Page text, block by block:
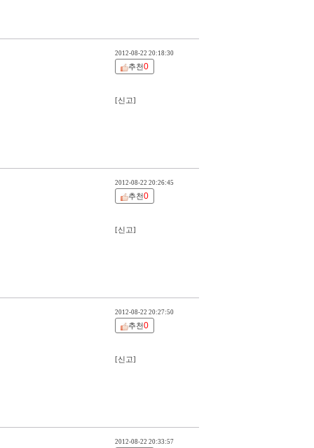
2012-08-22 20:18:30
추천0
[신고]
2012-08-22 20:26:45
추천0
[신고]
2012-08-22 20:27:50
추천0
[신고]
2012-08-22 20:33:57